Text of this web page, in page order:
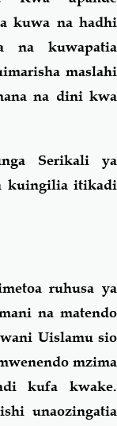
kuwa na hadhi
na kuwapatia
maslahi
na dini kwa
Serikali ya
kuingilia itikadi
ruhusa ya
na matendo
Uislamu sio
mzima
kufa kwake.
unaozingatia